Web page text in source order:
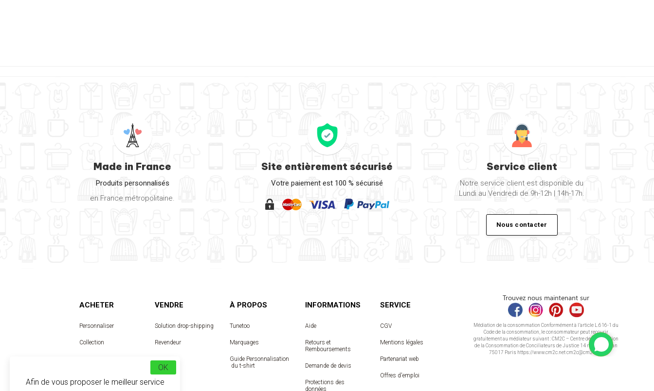
Made in France
Produits personnalisés
en France métropolitaine.
Site entièrement sécurisé
Votre paiement est 100 % sécurisé
Service client
Notre service client est disponible du
Lundi au Vendredi de 9h-12h | 14h-17h.
Nous contacter
ACHETER
Personnaliser
Collection
VENDRE
Solution drop-shipping
Revendeur
Designer
À PROPOS
Tunetoo
Marquages
Guide Personnalisation
du t-shirt
INFORMATIONS
Aide
Retours et
Remboursements
Demande de devis
Protections des
données
SERVICE
CGV
Mentions légales
Partenariat web
Offres d'emploi
Trouvez nous maintenant sur
Médiation de la consommation Conformément à l’article L.616-1 du
Code de la consommation, le consommateur peut recourir
gratuitement au médiateur suivant : CM2C – Centre de la Médiation
de la Consommation de Conciliateurs de Justice 14 rue Saint Jean
75017 Paris https://www.cm2c.net cm2c@cm2c.net
Afin de vous proposer le meilleur service
OK